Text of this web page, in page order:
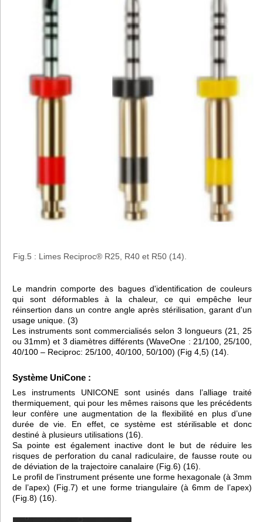
Fig.5 : Limes Reciproc® R25, R40 et R50 (14).
Le mandrin comporte des bagues d'identification de couleurs
qui sont déformables à la chaleur, ce qui empêche leur
réinsertion dans un contre angle après stérilisation, garant d'un
usage unique. (3)
Les instruments sont commercialisés selon 3 longueurs (21, 25
ou 31mm) et 3 diamètres différents (WaveOne : 21/100, 25/100,
40/100 – Reciproc: 25/100, 40/100, 50/100) (Fig 4,5) (14).
Système UniCone :
Les instruments UNICONE sont usinés dans l’alliage traité
thermiquement, qui pour les mêmes raisons que les précédents
leur confère une augmentation de la flexibilité en plus d’une
durée de vie. En effet, ce système est stérilisable et donc
destiné à plusieurs utilisations (16).
Sa pointe est également inactive dont le but de réduire les
risques de perforation du canal radiculaire, de fausse route ou
de déviation de la trajectoire canalaire (Fig.6) (16).
Le profil de l’instrument présente une forme hexagonale (à 3mm
de l’apex) (Fig.7) et une forme triangulaire (à 6mm de l’apex)
(Fig.8) (16).